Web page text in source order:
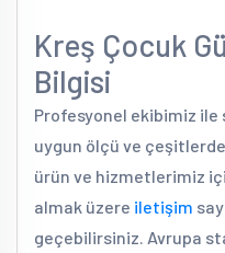
Kreş Çocuk
Bilgisi
Profesyonel ekibimiz ile
uygun ölçü ve çeşitlerde
ürün ve hizmetlerimiz
almak üzere iletişim
geçebilirsiniz. Avrupa